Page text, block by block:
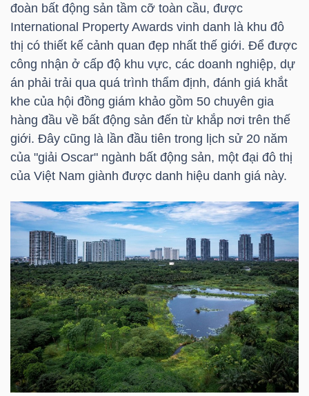
đoàn bất động sản tầm cỡ toàn cầu, được
International Property Awards vinh danh là khu đô
thị có thiết kế cảnh quan đẹp nhất thế giới. Để được
công nhận ở cấp độ khu vực, các doanh nghiệp, dự
án phải trải qua quá trình thẩm định, đánh giá khắt
khe của hội đồng giám khảo gồm 50 chuyên gia
hàng đầu về bất động sản đến từ khắp nơi trên thế
giới. Đây cũng là lần đầu tiên trong lịch sử 20 năm
của "giải Oscar" ngành bất động sản, một đại đô thị
của Việt Nam giành được danh hiệu danh giá này.
TRÁI
PHIẾU
CÔNG
CỤ
ĐẦU
TƯ
TRUY
XUẤT
DỮ
LIỆU
Ngành
(-)
VS-